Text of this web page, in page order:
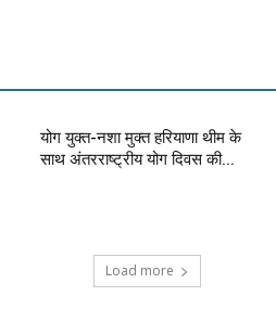
योग युक्त-नशा मुक्त हरियाणा थीम के
साथ अंतरराष्ट्रीय योग दिवस की...
Load more